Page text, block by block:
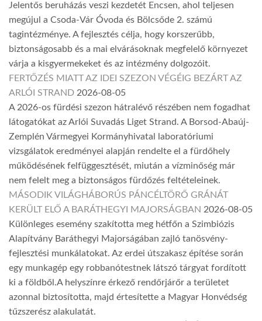
Jelentős beruházás veszi kezdetét Encsen, ahol teljesen
megújul a Csoda-Vár Óvoda és Bölcsőde 2. számú
tagintézménye. A fejlesztés célja, hogy korszerűbb,
biztonságosabb és a mai elvárásoknak megfelelő környezet
várja a kisgyermekeket és az intézmény dolgozóit.
FERTŐZÉS MIATT AZ IDEI SZEZON VÉGÉIG BEZÁRT AZ
ARLÓI STRAND 2026-08-05
A 2026-os fürdési szezon hátralévő részében nem fogadhat
látogatókat az Arlói Suvadás Liget Strand. A Borsod-Abaúj-
Zemplén Vármegyei Kormányhivatal laboratóriumi
vizsgálatok eredményei alapján rendelte el a fürdőhely
működésének felfüggesztését, miután a vízminőség már
nem felelt meg a biztonságos fürdőzés feltételeinek.
MÁSODIK VILÁGHÁBORÚS PÁNCÉLTÖRŐ GRÁNÁT
KERÜLT ELŐ A BARÁTHEGYI MAJORSÁGBAN 2026-08-05
Különleges esemény szakította meg hétfőn a Szimbiózis
Alapítvány Baráthegyi Majorságában zajló tanösvény-
fejlesztési munkálatokat. Az erdei útszakasz építése során
egy munkagép egy robbanótestnek látszó tárgyat fordított
ki a földből.A helyszínre érkező rendőrjárőr a területet
azonnal biztosította, majd értesítette a Magyar Honvédség
tűzszerész alakulatát.